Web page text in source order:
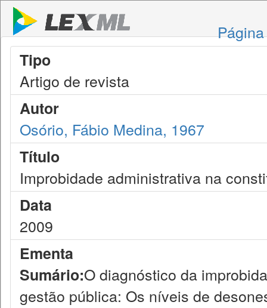
Tipo
Artigo de revista
Autor
Osório, Fábio Medina, 1967
Título
Improbidade administrativa na
Data
2009
Ementa
Sumário:O diagnóstico da
gestão pública: Os níveis de